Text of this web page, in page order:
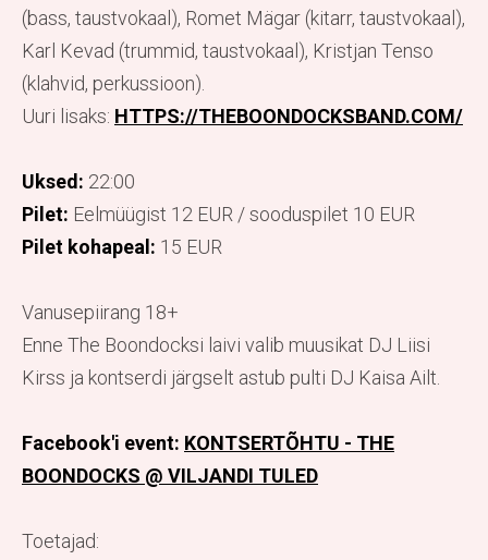
(bass, taustvokaal), Romet Mägar (kitarr, taustvokaal),
Karl Kevad (trummid, taustvokaal), Kristjan Tenso
(klahvid, perkussioon).
Uuri lisaks: HTTPS://THEBOONDOCKSBAND.COM/
Uksed: 22:00
Pilet: Eelmüügist 12 EUR / sooduspilet 10 EUR
Pilet kohapeal: 15 EUR
Vanusepiirang 18+
Enne The Boondocksi laivi valib muusikat DJ Liisi
Kirss ja kontserdi järgselt astub pulti DJ Kaisa Ailt.
Facebook'i event: KONTSERTÕHTU - THE
BOONDOCKS @ VILJANDI TULED
Toetajad: